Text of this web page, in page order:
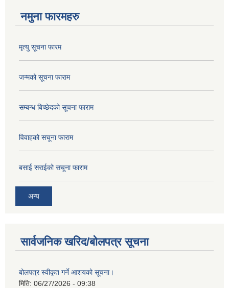
नमुना फारमहरु
मृत्यु सूचना फारम
जन्मको सूचना फाराम
सम्बन्ध बिच्छेदको सूचना फाराम
विवाहको सचूना फाराम
बसाई सराईको सचूना फाराम
अन्य
सार्वजनिक खरिद/बोलपत्र सूचना
बोलपत्र स्वीकृत गर्ने आशयको सूचना।
मिति: 06/27/2026 - 09:38